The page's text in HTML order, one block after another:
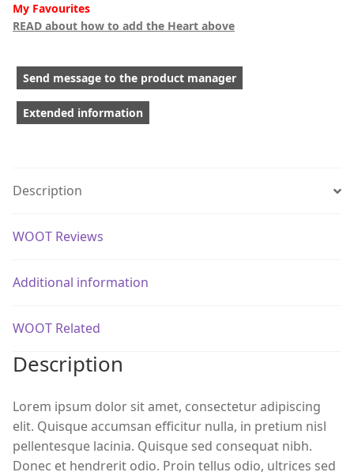
My Favourites
READ about how to add the Heart above
Send message to the product manager
Extended information
Description
WOOT Reviews
Additional information
WOOT Related
Description
Lorem ipsum dolor sit amet, consectetur adipiscing
elit. Quisque accumsan efficitur nulla, in pretium nisl
pellentesque lacinia. Quisque sed consequat nibh.
Donec et hendrerit odio. Proin tellus odio, ultrices sed